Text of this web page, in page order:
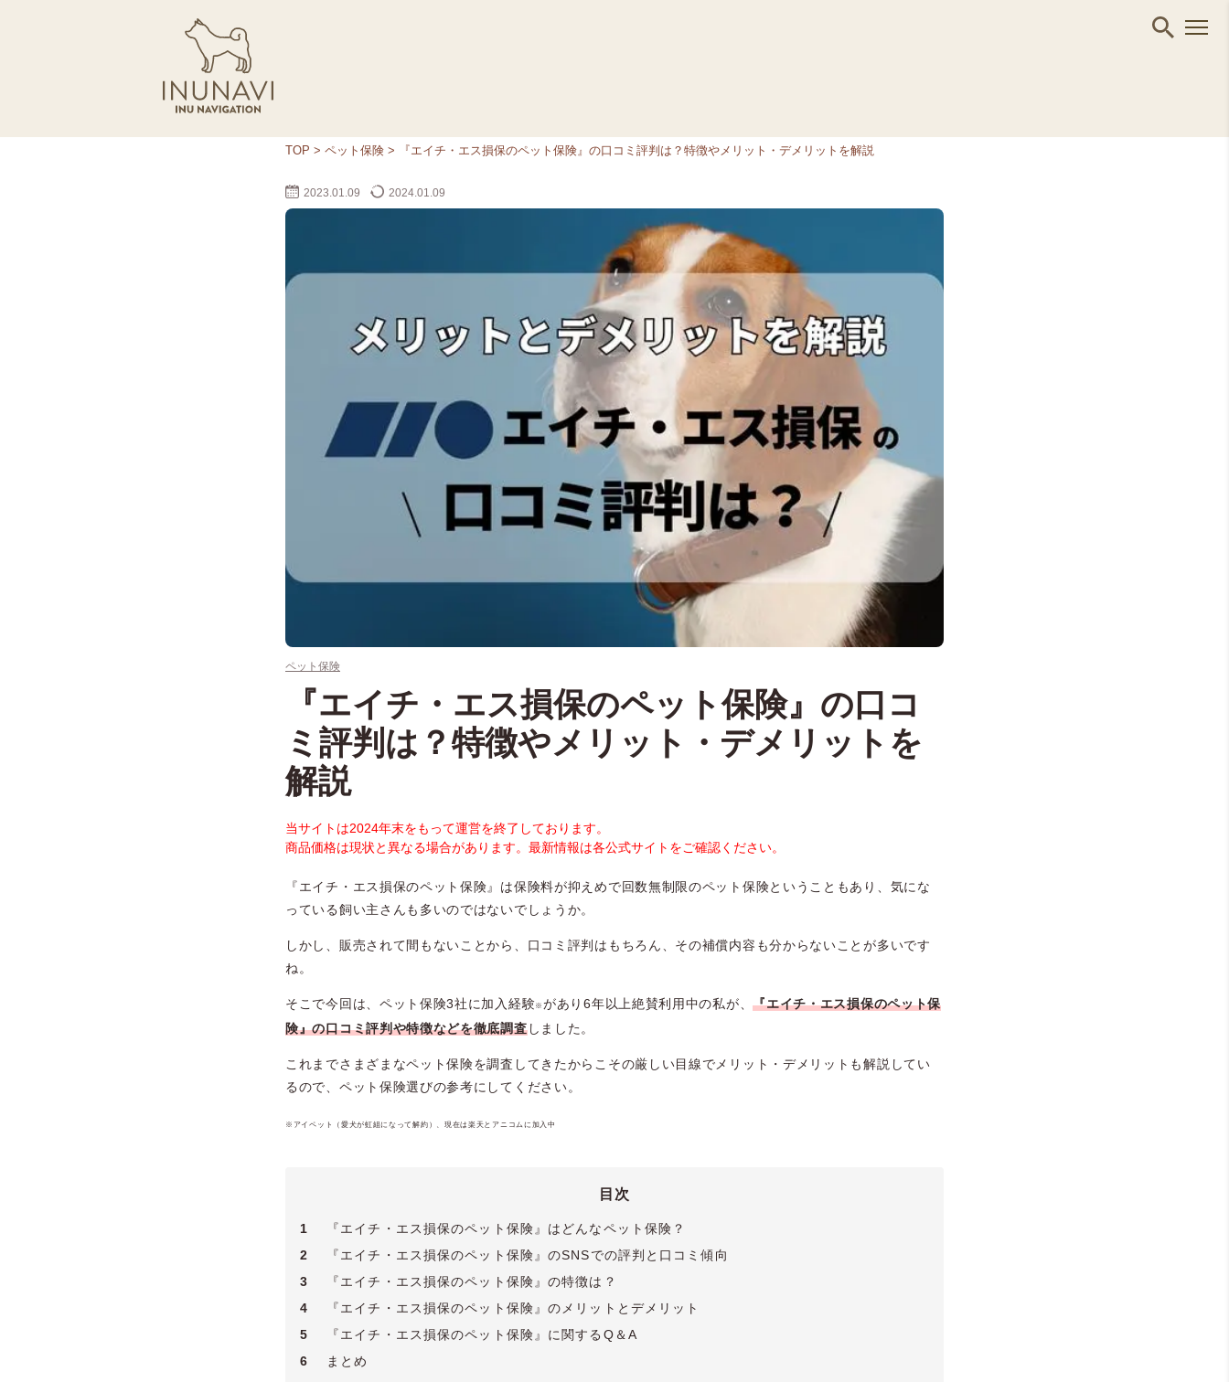
TOP > ペット保険 > 『エイチ・エス損保のペット保険』の口コミ評判は？特徴やメリット・デメリットを解説
2023.01.09 2024.01.09
ペット保険
『エイチ・エス損保のペット保険』の口コ
ミ評判は？特徴やメリット・デメリットを
解説
当サイトは2024年末をもって運営を終了しております。
商品価格は現状と異なる場合があります。最新情報は各公式サイトをご確認ください。
『エイチ・エス損保のペット保険』は保険料が抑えめで回数無制限のペット保険ということもあり、気にな
っている飼い主さんも多いのではないでしょうか。
しかし、販売されて間もないことから、口コミ評判はもちろん、その補償内容も分からないことが多いです
ね。
そこで今回は、ペット保険3社に加入経験※があり6年以上絶賛利用中の私が、『エイチ・エス損保のペット保
険』の口コミ評判や特徴などを徹底調査しました。
これまでさまざまなペット保険を調査してきたからこその厳しい目線でメリット・デメリットも解説してい
るので、ペット保険選びの参考にしてください。
※アイペット（愛犬が虹組になって解約）、現在は楽天とアニコムに加入中
目次
1
『エイチ・エス損保のペット保険』はどんなペット保険？
2
『エイチ・エス損保のペット保険』のSNSでの評判と口コミ傾向
3
『エイチ・エス損保のペット保険』の特徴は？
4
『エイチ・エス損保のペット保険』のメリットとデメリット
5
『エイチ・エス損保のペット保険』に関するQ＆A
6
まとめ